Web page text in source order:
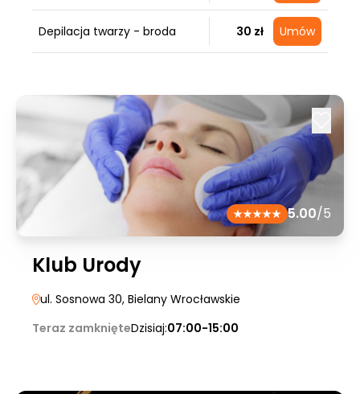
Depilacja twarzy - broda 30 zł Umów
5.00/5
Klub Urody
ul. Sosnowa 30, Bielany Wrocławskie
Teraz zamknięteDzisiaj:07:00-15:00